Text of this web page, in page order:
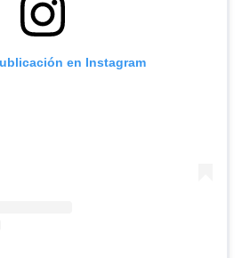
en Instagram